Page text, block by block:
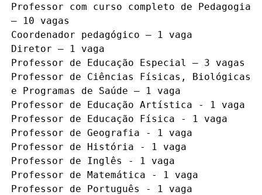
Professor com curso completo de Pedagogia
– 10 vagas
Coordenador pedagógico – 1 vaga
Diretor – 1 vaga
Professor de Educação Especial – 3 vagas
Professor de Ciências Físicas, Biológicas
e Programas de Saúde – 1 vaga
Professor de Educação Artística - 1 vaga
Professor de Educação Física - 1 vaga
Professor de Geografia - 1 vaga
Professor de História - 1 vaga
Professor de Inglês - 1 vaga
Professor de Matemática - 1 vaga
Professor de Português - 1 vaga